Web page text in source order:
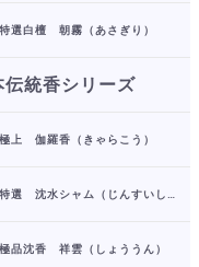
特選白檀 朝霧（あさぎり）
伝統香シリーズ
極上 伽羅香（きゃらこう）
極品沈香 祥雲（しょううん）